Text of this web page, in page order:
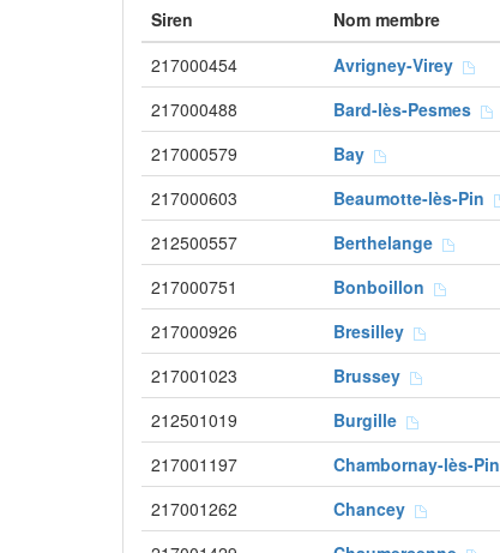
Siren Nom membre
217000454
Avrigney-Virey
217000488 Bard-lès-Pesmes
217000579 Bay
217000603 Beaumotte-lès-Pin
212500557 Berthelange
217000751 Bonboillon
217000926 Bresilley
217001023 Brussey
212501019 Burgille
217001197 Chambornay-lès-Pin
217001262 Chancey